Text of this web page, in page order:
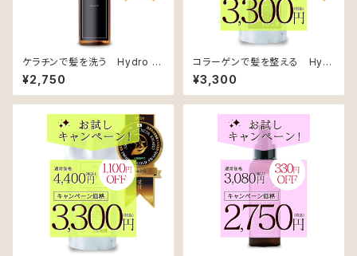
ケラチンで髪を洗う Hydro C
are Shampoo（アップル&ジャ
スミンの香り）【ハリコシケア用】
¥2,750
コラーゲンで髪を整える Hydr
o Repair Treatment（ローズ
&カシスの香り）【ダメージケア
用】【リフィル】
¥3,300